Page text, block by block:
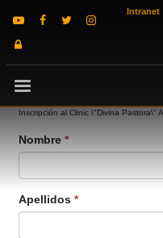
Intranet
Inscripción al Clinic \"Divina Pastora\"
Nombre *
Apellidos *